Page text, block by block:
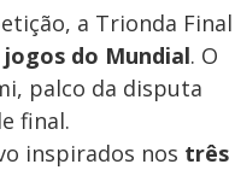
a Trionda Final
do Mundial. O
palco da disputa
final.
inspirados nos três